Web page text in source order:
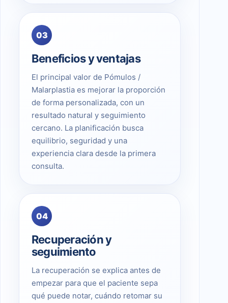
03
Beneficios y ventajas
El principal valor de Pómulos /
Malarplastia es mejorar la proporción
de forma personalizada, con un
resultado natural y seguimiento
cercano. La planificación busca
equilibrio, seguridad y una
experiencia clara desde la primera
consulta.
04
Recuperación y
seguimiento
La recuperación se explica antes de
empezar para que el paciente sepa
qué puede notar, cuándo retomar su